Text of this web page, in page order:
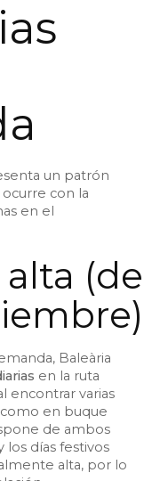
un patrón
con la
en el
(de
Baleària
en la ruta
encontrar varias
como en buque
de ambos
los días festivos
alta, por lo